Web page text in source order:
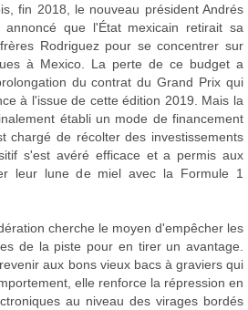
fin 2018, le nouveau président Andrés
que l'État mexicain retirait sa
Rodriguez pour se concentrer sur
à Mexico. La perte de ce budget a
du contrat du Grand Prix qui
à l'issue de cette édition 2019. Mais la
établi un mode de financement
chargé de récolter des investissements
s'est avéré efficace et a permis aux
leur lune de miel avec la Formule 1
cherche le moyen d'empêcher les
de la piste pour en tirer un avantage.
aux bons vieux bacs à graviers qui
elle renforce la répression en
au niveau des virages bordés